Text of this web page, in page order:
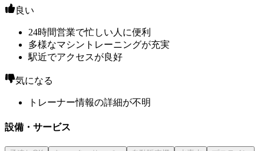
良い
24時間営業で忙しい人に便利
多様なマシントレーニングが充実
駅近でアクセスが良好
気になる
トレーナー情報の詳細が不明
設備・サービス